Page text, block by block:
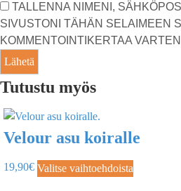
TALLENNA NIMENI,
SIVUSTONI TÄHÄN SELAIMEEN
KOMMENTOINTIKERTAA
Tutustu myös
Velour asu koiralle
19,90€ Valitse vaihtoehdoista